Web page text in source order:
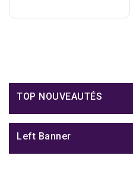
TOP NOUVEAUTÉS
Left Banner